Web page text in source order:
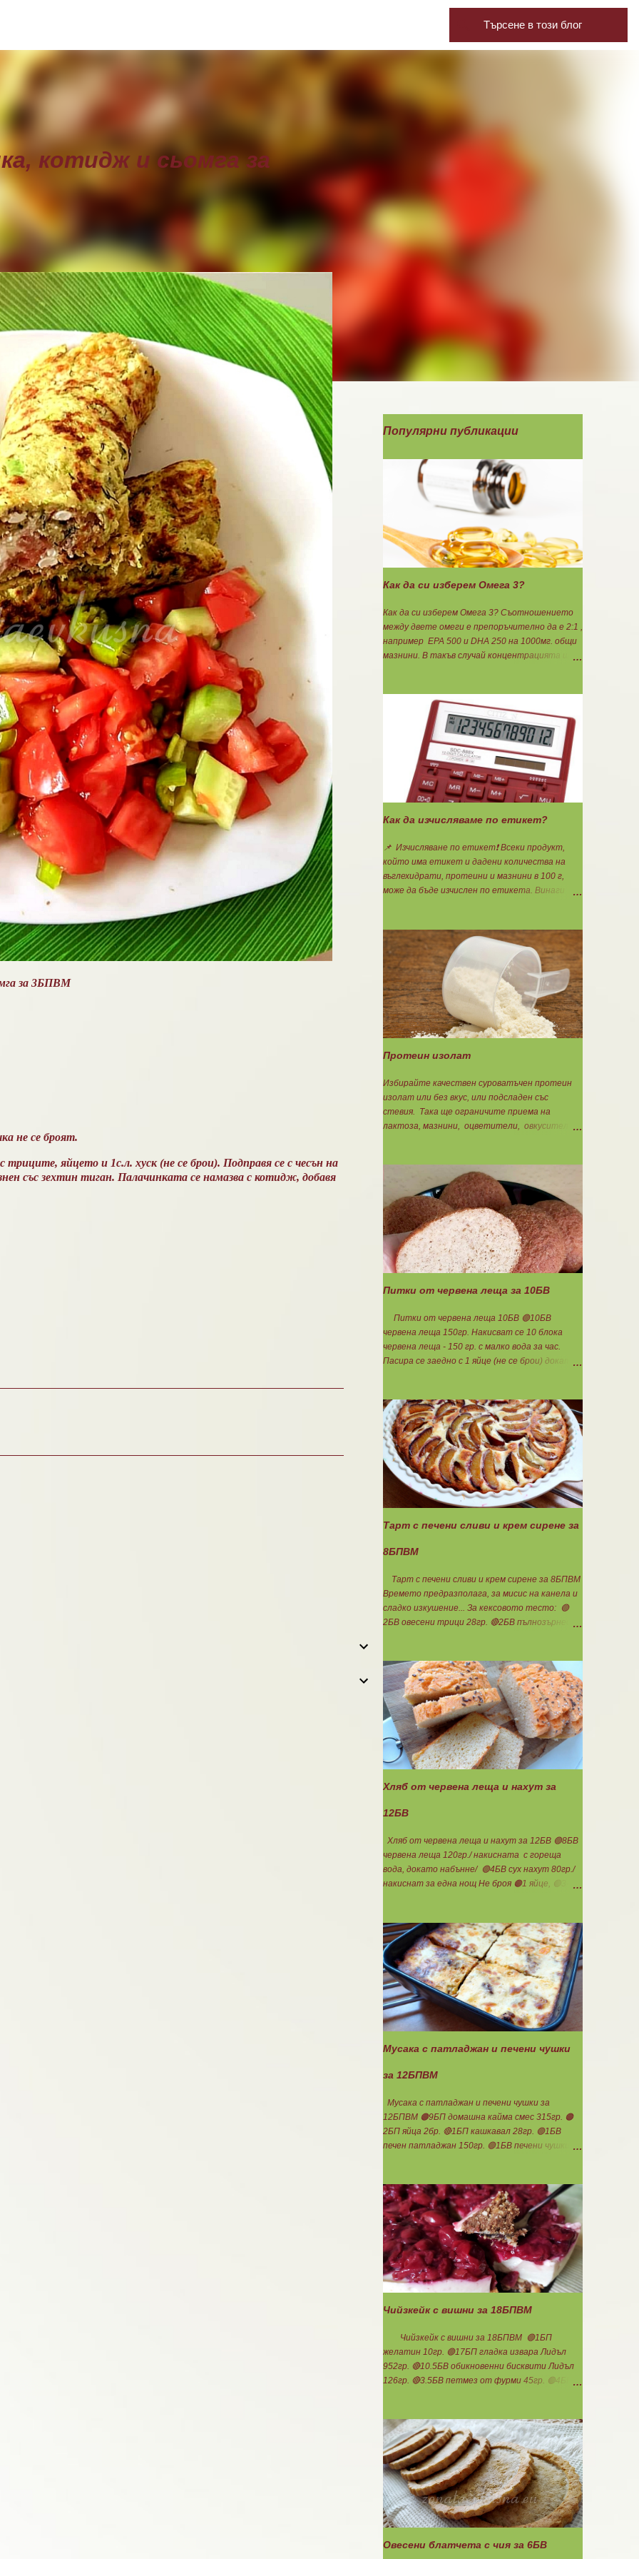
котидж и сьомга за
за 3БПВМ
не се броят.
яйцето и 1с.л. хуск (не се брои). Подправя се с чесън на
със зехтин тиган. Палачинката се намазва с котидж, добавя
Популярни публикации
Как да си изберем Омега 3?
Как да си изберем Омега 3? Съотношението
между двете омеги е препоръчително да е 2:1 ,
например ЕРА 500 и DHA 250 на 1000мг. общи
мазнини. В такъв случай концентрацията ще
по 6гр. Омега 3, то с описаната концентрация
следва да вземате по 8бр. капсули.
Концентрацията на Омега 3 не трябва да е
по-малко от 60%, което гарантира, че ще
приемете по-малко количество излишни
мазнини като други омеги 6 и 9, и разни
наситени мазнини. Трябва да търсите на
етикета от какви риби е маслото. От по-
киселини е различна. Крайната форма е или
накрая е важно ...
Как да изчисляваме по етикет?
📌 Изчисляване по етикет❗ Всеки продукт,
който има етикет и дадени количества на
въглехидрати, протеини и мазнини в 100 г,
може да бъде изчислен по етикета. Винаги
етикет: Протеини: 700 : съдържанието на
протеин в 100 г = количеството протеин за 1
блок. Въглехидрати: 900 : съдържанието на
въглехидрати в 100 г = количеството
въглехидрати за 1 блок. Мазнини: 150 :
количеството мазнини в 100 г продукт =
мазнините за 1 блок.
Протеин изолат
Избирайте качествен суроватъчен протеин
изолат или без вкус, или подсладен със
стевия. Така ще ограничите приема на
лактоза, мазнини, оцветители, овкусители и
протеин и ниски нива на мазнини. Подходящ е
за хора с лактозна непоносимост. Самата
технология на филтрация при качествените
продукти отстранява млечната захар и по
този начин се избягват проблемите със
алергии, задържане на вода, подуване на
стомаха, диария или друг тип дискомфорт.
Питки от червена леща за 10БВ
Питки от червена леща 10БВ 🟢10БВ
червена леща 150гр. Накисват се 10 блока
червена леща - 150 гр. с малко вода за час.
Пасира се заедно с 1 яйце (не се брои) докато
бакпулвер. Добавям се хуск, докато стане
много гъста смес, която може да се оформя на
топчета. Оставя се още малко, да поеме
добре хуска и с влажни ръце се оформят 10
еднакви топчета. Пече се в добре загрята
фурна на 200 градуса за 35-40 мин. Всяка
питка е 1 блок въглехидрат. Нека да ни е
вкусно заедно! Споделено от Петя Чанева
Тарт с печени сливи и крем сирене за
8БПВМ
Тарт с печени сливи и крем сирене за 8БПВМ
Времето предразполага, за мисис на канела и
сладко изкушение... За кексовото тесто: 🟢
2БВ овесени трици 28гр. 🔴2БВ пълнозърнесто
21гр. 🟢5БМ сусамов тахан 15гр. Ванилия
Минимално количество стевия бленд.
Бакпулвер Всичко се смесва добре и се оставя
на страна да набъбне. За чийз крема: 🟢3БП
обезмаслено крем сирене Кауфланд 200гр. + 1
равна с.л скир 🟠1БП яйце 1бр. Ванилия Не
подслаждам! За отгоре: 🟢4БВ сини сливи
360гр. Канела Мазнините са удвоени за
силиконова форма за тарт, разпределих
така: 🥧1- ви слой от кексово тесто 🥧2- ри
сливи Канелата поръсих след изпичане, за да
не е много натрапчива и в голямо количество.
Сладкиша изпекох в загрята фурна на 180
градуса , докато бялата смес стане леко
Хляб от червена леща и нахут за
12БВ
Хляб от червена леща и нахут за 12БВ 🟢8БВ
червена леща 120гр./ накисната с гореща
вода, докато набънне/ 🟢4БВ сух нахут 80гр./
накиснат за една нощ Не броя 🟠1 яйце, 🟢3-
фурна на 180градуса до готовност. Нарязва
се на 12 филийки, всяка за 1БВ. Нека да ни е
вкусно заедно! Люси
Мусака с патладжан и печени чушки
за 12БПВМ
Мусака с патладжан и печени чушки за
12БПВМ 🟠9БП домашна кайма смес 315гр. 🟠
2БП яйца 2бр. 🔴1БП кашкавал 28гр. 🟢1БВ
печен патладжан 150гр. 🟢1БВ печени чушки
480гр. 🟢11БМ зехтин почти 3ч.л. 🟢150гр.
кисело мляко не се брои Подправки на вкус
Мазнините се намаляват за кашкавала! Ако
ползвате много мазна кайма, може изобщо да
не добавяте мазнини... Каймата се задушава с
лука и картофите. Всичко останало с3
нарязва и добавя към сместа. Пече се до
готовност. Заливката е от яйца,кашкавал и
можете да разпределите на порции и да
Чийзкейк с вишни за 18БПВМ
Чийзкейк с вишни за 18БПВМ 🟢1БП
желатин 10гр. 🟢17БП гладка извара Лидъл
952гр. 🔴10.5БВ обикновенни бисквити Лидъл
126гр. 🔴3.5БВ петмез от фурми 45гр. 🟢4БВ
малко какао ( така си забърках в буркана )
108гр. Ванилия 1с.л.стевия бленд в крема
Мазнините са удвоени заради обезмасленото
извара! Бисквитките не го предполагат
много, но мигвам...Начуках ги по- едро и смесих
с фъстъченото масло. Получи се доволно
количество. Загладих с чашка във формата.
Изварата смесих с петмез от фурми и супена
Овесени блатчета с чия за 6БВ